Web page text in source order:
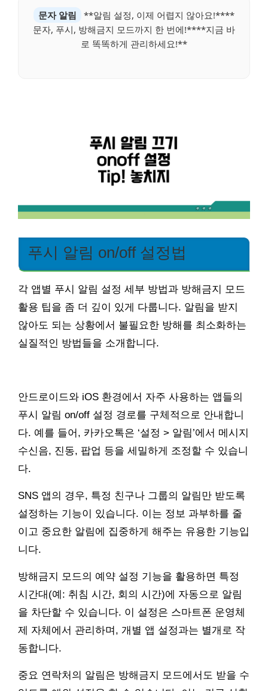
문자 알림
**알림 설정, 이제 어렵지 않아요!****
문자, 푸시, 방해금지 모드까지 한 번에!****지금 바
로 똑똑하게 관리하세요!**
푸시 알림 on/off 설정법
각 앱별 푸시 알림 설정 세부 방법과 방해금지 모드
활용 팁을 좀 더 깊이 있게 다룹니다. 알림을 받지
않아도 되는 상황에서 불필요한 방해를 최소화하는
실질적인 방법들을 소개합니다.
안드로이드와 iOS 환경에서 자주 사용하는 앱들의
푸시 알림 on/off 설정 경로를 구체적으로 안내합니
다. 예를 들어, 카카오톡은 ‘설정 > 알림’에서 메시지
수신음, 진동, 팝업 등을 세밀하게 조정할 수 있습니
다.
SNS 앱의 경우, 특정 친구나 그룹의 알림만 받도록
설정하는 기능이 있습니다. 이는 정보 과부하를 줄
이고 중요한 알림에 집중하게 해주는 유용한 기능입
니다.
방해금지 모드의 예약 설정 기능을 활용하면 특정
시간대(예: 취침 시간, 회의 시간)에 자동으로 알림
을 차단할 수 있습니다. 이 설정은 스마트폰 운영체
제 자체에서 관리하며, 개별 앱 설정과는 별개로 작
동합니다.
중요 연락처의 알림은 방해금지 모드에서도 받을 수